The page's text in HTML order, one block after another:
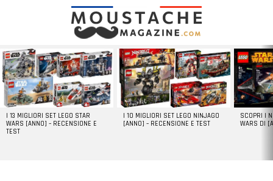
LATEST
STORIES
I 13 MIGLIORI SET LEGO STAR
WARS [ANNO] – RECENSIONE E
TEST
I 10 MIGLIORI SET LEGO NINJAGO
[ANNO] – RECENSIONE E TEST
SCOPRI I
WARS DI